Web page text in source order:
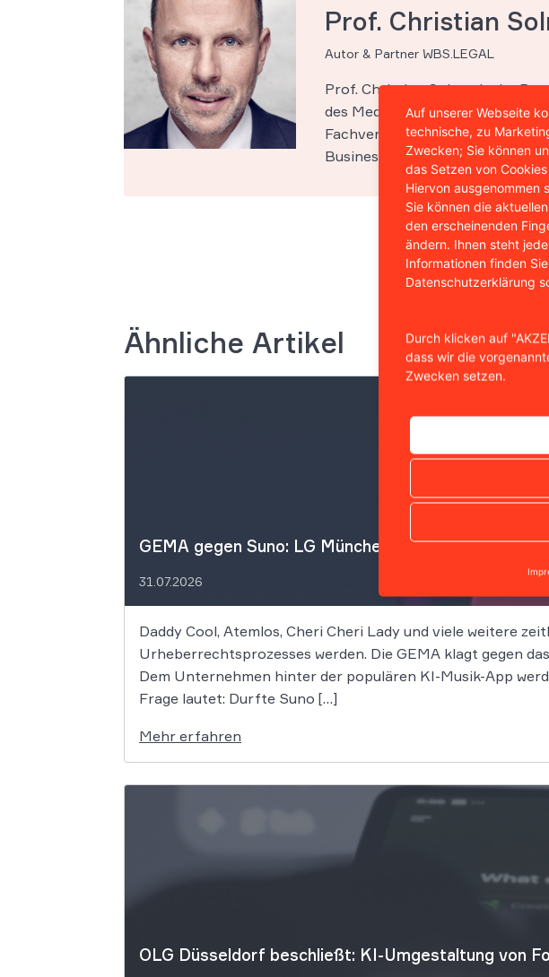
Prof. Christian
Autor & Partner WBS.LEGAL
Prof. Christian Solmecke ist
des Medien- und des
Fachveröffentlichungen in
Business School in Köln.
Ähnliche Artikel
GEMA gegen Suno: LG München I fällt
31.07.2026
Daddy Cool, Atemlos, Cheri Cheri Lady und viele weitere
Urheberrechtsprozesses werden. Die GEMA klagt gegen
Dem Unternehmen hinter der populären KI-Musik-App
Frage lautet: Durfte Suno […]
Mehr erfahren
OLG Düsseldorf beschließt: KI-Umgestaltung von
Auf unserer Webseite
technische, zu
Zwecken; Sie können
das Setzen von
Hiervon ausgenommen
Sie können die
den erscheinenden
ändern. Ihnen steht
Informationen finden
Datenschutzerklärung
Durch klicken auf
dass wir die
Zwecken setzen.